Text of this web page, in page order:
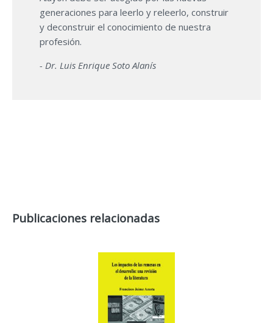
generaciones para leerlo y releerlo, construir
y deconstruir el conocimiento de nuestra
profesión.
- Dr. Luis Enrique Soto Alanís
Publicaciones relacionadas